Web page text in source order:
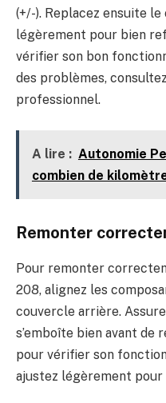
(+/-). Replacez ensuite
légèrement pour bien
vérifier son bon
des problèmes,
professionnel.
A lire : Autonomie
combien de
Remonter
Pour remonter
208, alignez les
couvercle arrière.
s’emboîte bien avant de
pour vérifier son
ajustez légèrement